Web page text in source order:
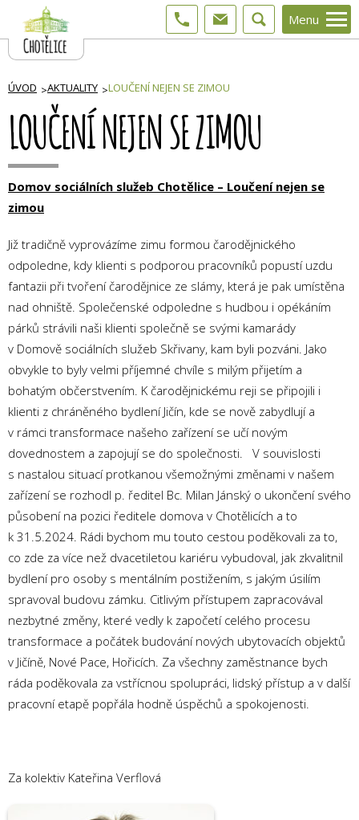
Menu
ÚVOD AKTUALITY LOUČENÍ NEJEN SE ZIMOU
LOUČENÍ NEJEN SE ZIMOU
Domov sociálních služeb Chotělice – Loučení nejen se
zimou
Již tradičně vyprovázíme zimu formou čarodějnického
odpoledne, kdy klienti s podporou pracovníků popustí uzdu
fantazii při tvoření čarodějnice ze slámy, která je pak umístěna
nad ohniště. Společenské odpoledne s hudbou i opékáním
párků strávili naši klienti společně se svými kamarády
v Domově sociálních služeb Skřivany, kam byli pozváni. Jako
obvykle to byly velmi příjemné chvíle s milým přijetím a
bohatým občerstvením. K čarodějnickému reji se připojili i
klienti z chráněného bydlení Jičín, kde se nově zabydlují a
v rámci transformace našeho zařízení se učí novým
dovednostem a zapojují se do společnosti. V souvislosti
s nastalou situací protkanou všemožnými změnami v našem
zařízení se rozhodl p. ředitel Bc. Milan Jánský o ukončení svého
působení na pozici ředitele domova v Chotělicích a to
k 31.5.2024. Rádi bychom mu touto cestou poděkovali za to,
co zde za více než dvacetiletou kariéru vybudoval, jak zkvalitnil
bydlení pro osoby s mentálním postižením, s jakým úsilím
spravoval budovu zámku. Citlivým přístupem zapracovával
nezbytné změny, které vedly k započetí celého procesu
transformace a počátek budování nových ubytovacích objektů
v Jičíně, Nové Pace, Hořicích. Za všechny zaměstnance bych
ráda poděkovala za vstřícnou spolupráci, lidský přístup a v další
pracovní etapě popřála hodně úspěchů a spokojenosti.
Za kolektiv Kateřina Verflová